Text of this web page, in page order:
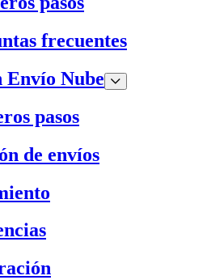
frecuentes
Envío Nube
pasos
de envíos